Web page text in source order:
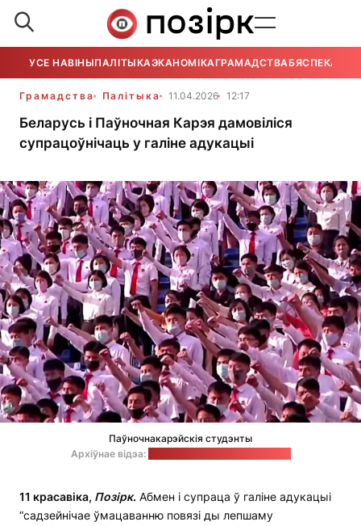
УСЕ НАВІНЫПАЛІТЫКАЭКАНОМІКАГРАМАДСТВАБЯСПЕКА
Грамадства Палітыка 11.04.2026 12:17
Беларусь і Паўночная Карэя дамовіліся
супрацоўнічаць у галіне адукацыі
Паўночнакарэйскія студэнты
Архіўнае відэа:
11 красавіка, Позірк. Абмен і супраца ў галіне адукацыі
“садзейнічае ўмацаванню повязі ды лепшаму